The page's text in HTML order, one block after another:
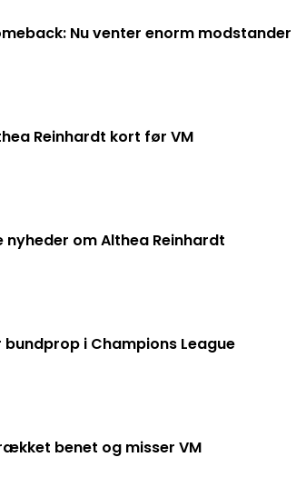
Nu venter enorm modstander
Reinhardt kort før VM
om Althea Reinhardt
i Champions League
benet og misser VM